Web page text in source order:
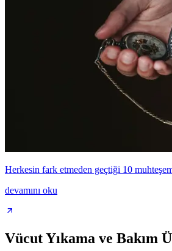
Herkesin fark etmeden geçtiği 10
devamını oku
Vücut Yıkama ve Bakım